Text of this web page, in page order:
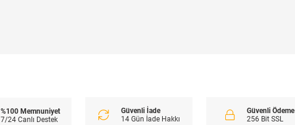
%100 Memnuniyet
7/24 Canlı Destek
Güvenli İade
14 Gün İade Hakkı
Güvenli Ödeme
256 Bit SSL